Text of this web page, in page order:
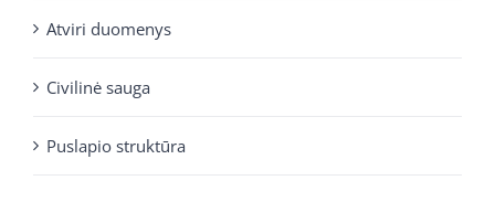
Atviri duomenys
Civilinė sauga
Puslapio struktūra